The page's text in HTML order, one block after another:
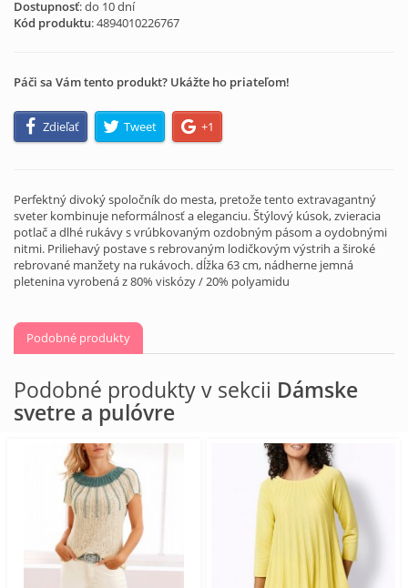
Dostupnosť: do 10 dní
Kód produktu:4894010226767
Páči sa Vám tento produkt? Ukážte ho priateľom!
Zdieľať Tweet +1
Perfektný divoký spoločník do mesta, pretože tento extravagantný
sveter kombinuje neformálnosť a eleganciu. Štýlový kúsok, zvieracia
potlač a dlhé rukávy s vrúbkovaným ozdobným pásom a oydobnými
nitmi. Priliehavý postave s rebrovaným lodičkovým výstrih a široké
rebrované manžety na rukávoch. dĺžka 63 cm, nádherne jemná
pletenina vyrobená z 80% viskózy / 20% polyamidu
Podobné produkty
Podobné produkty v sekcii Dámske
svetre a pulóvre